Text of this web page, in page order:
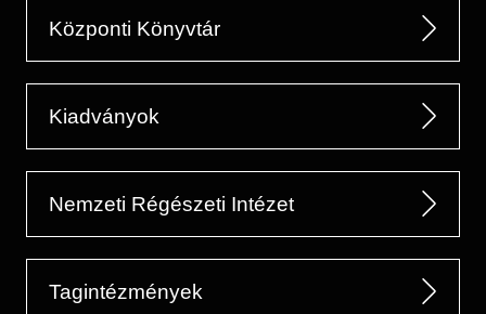
Központi Könyvtár
Kiadványok
Nemzeti Régészeti Intézet
Tagintézmények